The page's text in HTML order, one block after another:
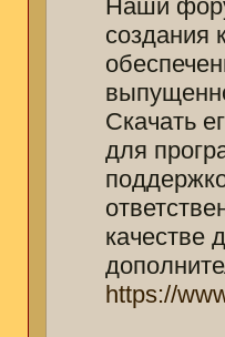
Наши
создания
Скачать
для
качестве
https://